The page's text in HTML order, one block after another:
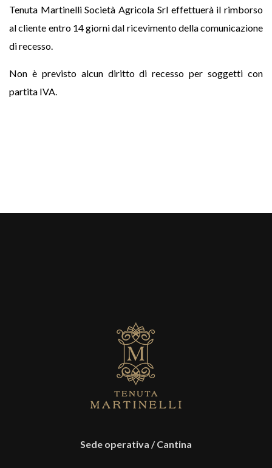
Tenuta Martinelli Società Agricola Srl effettuerà il rimborso
al cliente entro 14 giorni dal ricevimento della comunicazione
di recesso.
Non è previsto alcun diritto di recesso per soggetti con
partita IVA.
Sede operativa / Cantina